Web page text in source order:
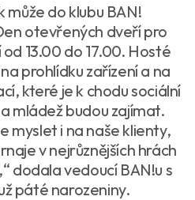
může do klubu BAN!
otevřených dveří pro
13.00 do 17.00. Hosté
prohlídku zařízení a na
které je k chodu sociální
mládež budou zajímat.
myslet i na naše klienty,
v nejrůznějších hrách
dodala vedoucí BAN!u s
páté narozeniny.